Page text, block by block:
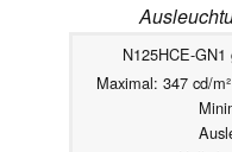
N125HCE-
Maximal: 347 cd/